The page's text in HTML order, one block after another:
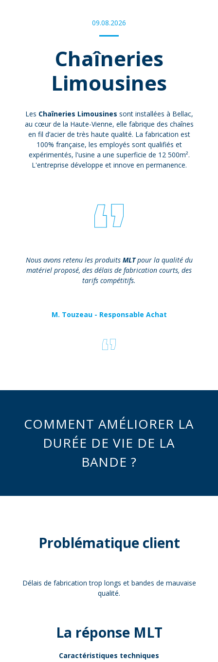
09.08.2026
Chaîneries
Limousines
Les Chaîneries Limousines sont installées à Bellac,
au cœur de la Haute-Vienne, elle fabrique des chaînes
en fil d’acier de très haute qualité. La fabrication est
100% française, les employés sont qualifiés et
expérimentés, l'usine a une superficie de 12 500m².
L'entreprise développe et innove en permanence.
Nous avons retenu les produits MLTpour la qualité du
matériel proposé, des délais de fabrication courts, des
tarifs compétitifs.
M. Touzeau - Responsable Achat
COMMENT AMÉLIORER LA
DURÉE DE VIE DE LA
BANDE ?
Problématique client
Délais de fabrication trop longs et bandes de mauvaise
qualité.
La réponse MLT
Caractéristiques techniques